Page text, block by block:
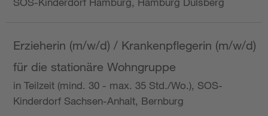
Erzieherin (m/w/d) / Krankenpflegerin (m/w/d)
für die stationäre Wohngruppe
in Teilzeit (mind. 30 - max. 35 Std./Wo.), SOS-
Kinderdorf Sachsen-Anhalt, Bernburg